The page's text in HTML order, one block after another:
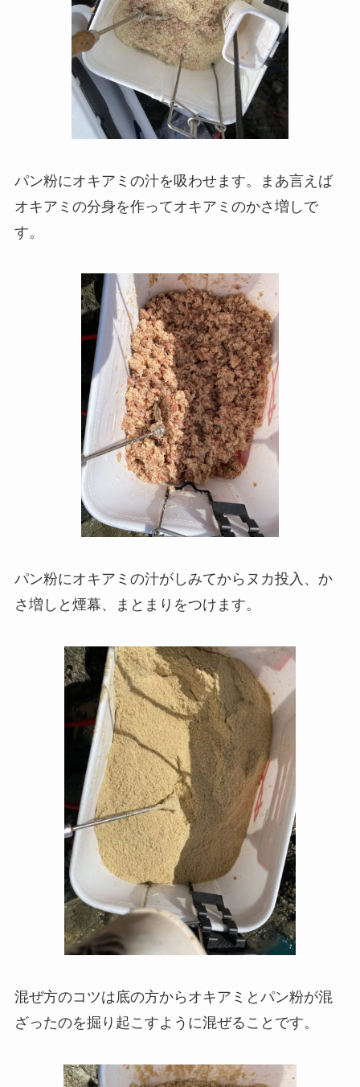
パン粉にオキアミの汁を吸わせます。
まあ言えば
オキアミの分身を作ってオキアミのかさ増しで
す。
パン粉にオキアミの汁がしみてからヌカ投入、か
さ増しと煙幕、まとまりをつけます。
混ぜ方のコツは底の方からオキアミとパン粉が混
ざったのを掘り起こすように混ぜることです。